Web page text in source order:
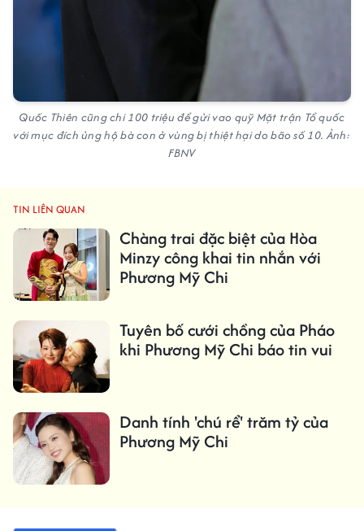
Quốc Thiên cũng chi 100 triệu để gửi vao quỹ Mặt trận Tổ quốc
với mục đích ủng hộ bà con ở vùng bị thiệt hại do bão số 10. Ảnh:
FBNV
TIN LIÊN QUAN
Chàng trai đặc biệt của Hòa
Minzy công khai tin nhắn với
Phương Mỹ Chi
Tuyên bố cưới chồng của Pháo
khi Phương Mỹ Chi báo tin vui
Danh tính 'chú rể' trăm tỷ của
Phương Mỹ Chi